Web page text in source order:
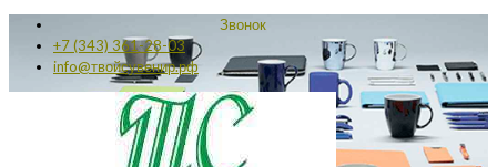
Звонок
+7 (343) 361-28-03
info@твойсувенир.рф